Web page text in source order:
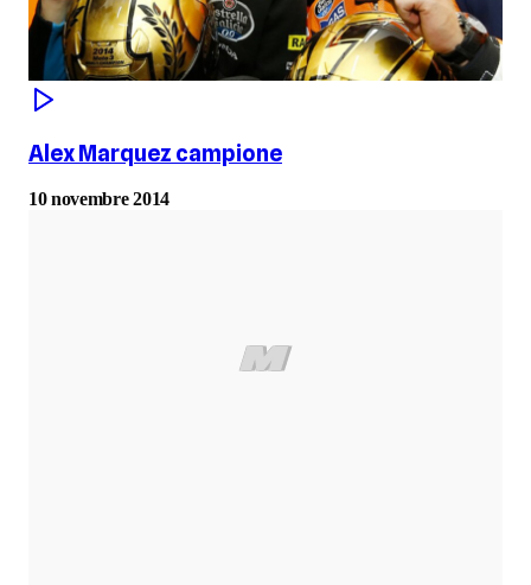
Alex Marquez campione
10 novembre 2014